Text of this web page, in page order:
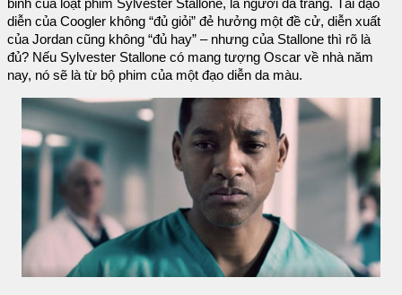
binh của loạt phim Sylvester Stallone, là người da trắng. Tài đạo
diễn của Coogler không “đủ giỏi” đẻ hưởng một đề cử, diễn xuất
của Jordan cũng không “đủ hay” – nhưng của Stallone thì rõ là
đủ? Nếu Sylvester Stallone có mang tượng Oscar về nhà năm
nay, nó sẽ là từ bộ phim của một đạo diễn da màu.